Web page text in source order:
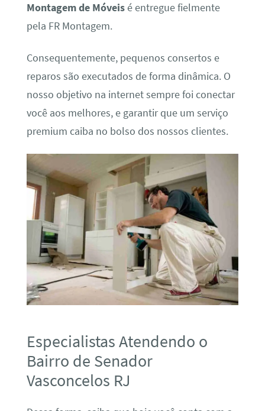
Montagem de Móveisé entregue fielmente
pela FR Montagem.
Consequentemente, pequenos consertos e
reparos são executados de forma dinâmica. O
nosso objetivo na internet sempre foi conectar
você aos melhores, e garantir que um serviço
premium caiba no bolso dos nossos clientes.
Especialistas Atendendo o
Bairro de Senador
Vasconcelos RJ